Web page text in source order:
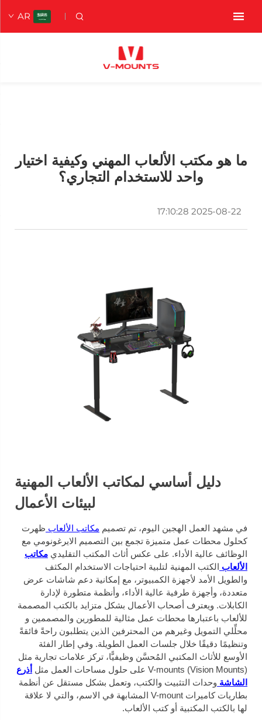
AR
ما هو مكتب الألعاب المهني وكيفية اختيار
واحد للاستخدام التجاري؟
2025-08-22 17:10:28
دليل أساسي لمكاتب الألعاب المهنية
لبيئات الأعمال
في مشهد العمل الهجين اليوم، تم تصميم مكاتب الألعاب ظهرت
كحلول محطات عمل متميزة تجمع بين التصميم الايرغونومي مع
الوظائف عالية الأداء. على عكس أثاث المكتب التقليدي مكاتب
الألعاب الكتب المهنية لتلبية احتياجات الاستخدام المكثف
والطويل الأمد لأجهزة الكمبيوتر، مع إمكانية دعم شاشات عرض
متعددة، وأجهزة طرفية عالية الأداء، وأنظمة متطورة لإدارة
الكابلات. ويعترف أصحاب الأعمال بشكل متزايد بالكتب المصممة
للألعاب باعتبارها محطات عمل مثالية للمطورين والمصممين و
محلِّلي التمويل وغيرهم من المحترفين الذين يتطلبون راحةً فائقةً
وتنظيمًا دقيقًا خلال جلسات العمل الطويلة. وفي إطار الفئة
الأوسع للأثاث المكتبي المُحسَّن وظيفيًّا، تركز علامات تجارية مثل
V-mounts (Vision Mounts) على حلول مساحات العمل مثل
أذرع
الشاشة وحدات التثبيت والكتب، وتعمل بشكل مستقل عن أنظمة
بطاريات كاميرات V-mount المشابهة في الاسم، والتي لا علاقة
لها بالكتب المكتبية أو كتب الألعاب.